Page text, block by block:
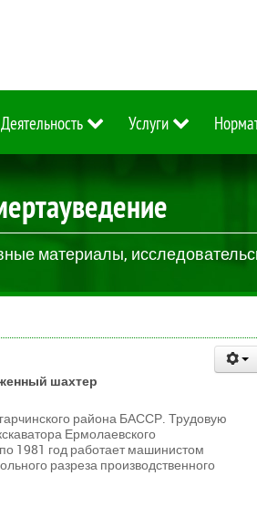
Деятельность Услуги
материалы,
шахтер
района БАССР. Трудовую
Ермолаевского
1981 год работает машинистом
разреза производственного